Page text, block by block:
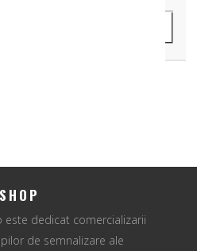
este dedicat comercializarii
de semnalizare ale